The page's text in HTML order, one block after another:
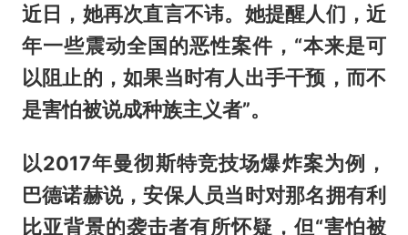
近日，她再次直言不讳。她提醒人们，近
年一些震动全国的恶性案件，“本来是可
以阻止的，如果当时有人出手干预，而不
是害怕被说成种族主义者”。
以2017年曼彻斯特竞技场爆炸案为例，
巴德诺赫说，安保人员当时对那名拥有利
比亚背景的袭击者有所怀疑，但“害怕被